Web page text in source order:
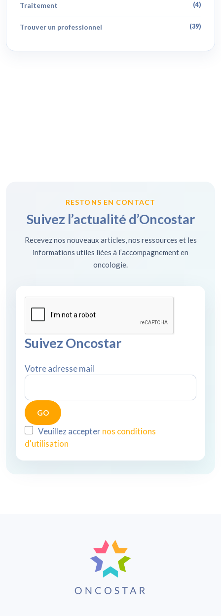
Traitement (4)
Trouver un professionnel (39)
RESTONS EN CONTACT
Suivez l’actualité d’Oncostar
Recevez nos nouveaux articles, nos ressources et les
informations utiles liées à l’accompagnement en
oncologie.
Suivez Oncostar
Votre adresse mail
Veuillez accepternos conditions
d'utilisation